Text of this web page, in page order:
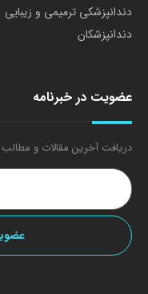
دندانپزشکی ترمیمی و زیبایی
دندانپزشکان
عضویت در خبرنامه
دریافت آخرین مقالات و